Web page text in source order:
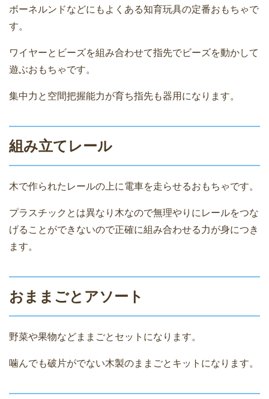
ボーネルンドなどにもよくある知育玩具の定番おもちゃで
す。
ワイヤーとビーズを組み合わせて指先でビーズを動かして
遊ぶおもちゃです。
集中力と空間把握能力が育ち指先も器用になります。
組み立てレール
木で作られたレールの上に電車を走らせるおもちゃです。
プラスチックとは異なり木なので無理やりにレールをつな
げることができないので正確に組み合わせる力が身につき
ます。
おままごとアソート
野菜や果物などままごとセットになります。
噛んでも破片がでない木製のままごとキットになります。